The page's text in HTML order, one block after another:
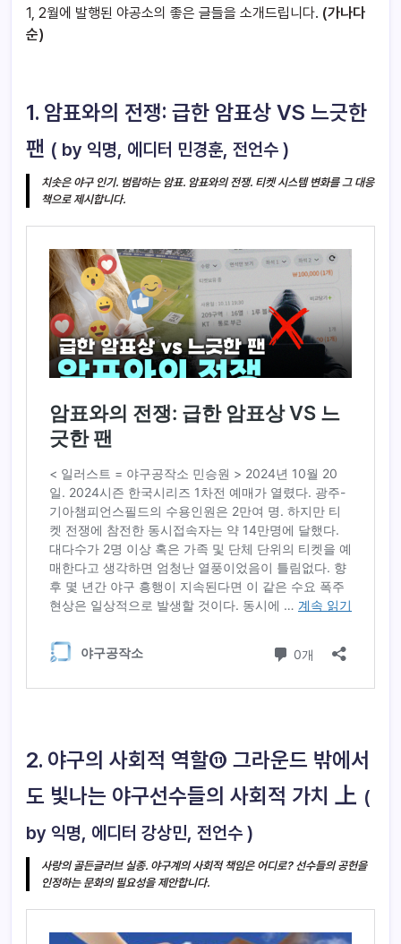
1, 2월에 발행된 야공소의 좋은 글들을 소개드립니다. (가나다
순)
1. 암표와의 전쟁: 급한 암표상 VS 느긋한
팬 ( by 익명, 에디터 민경훈, 전언수 )
치솟은 야구 인기. 범람하는 암표. 암표와의 전쟁. 티켓 시스템 변화를 그 대응
책으로 제시합니다.
2. 야구의 사회적 역할⑪ 그라운드 밖에서
도 빛나는 야구선수들의 사회적 가치 上 (
by 익명, 에디터 강상민, 전언수 )
사랑의 골든글러브 실종. 야구계의 사회적 책임은 어디로? 선수들의 공헌을
인정하는 문화의 필요성을 제안합니다.